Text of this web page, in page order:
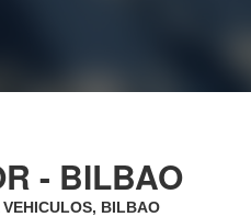
- BILBAO
BILBAO